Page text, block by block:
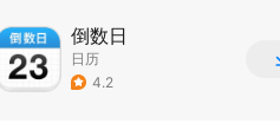
倒数日
日历
4.2